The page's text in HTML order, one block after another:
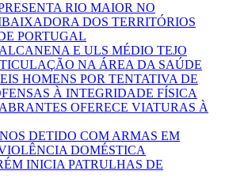
RIO MAIOR NO
DOS TERRITÓRIOS
PORTUGAL
E ULS MÉDIO TEJO
NA ÁREA DA SAÚDE
HOMENS POR TENTATIVA DE
À INTEGRIDADE FÍSICA
OFERECE VIATURAS À
DETIDO COM ARMAS EM
DOMÉSTICA
INICIA PATRULHAS DE